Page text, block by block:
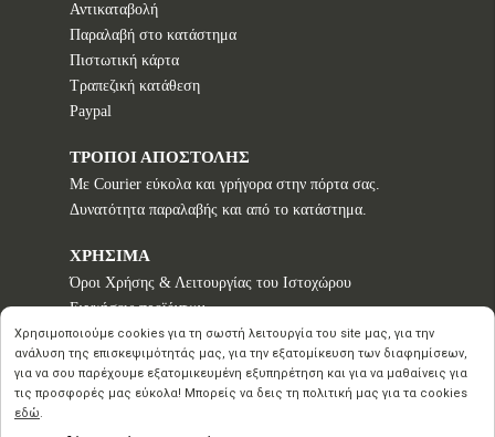
Αντικαταβολή
Παραλαβή στο κατάστημα
Πιστωτική κάρτα
Τραπεζική κατάθεση
Paypal
ΤΡΟΠΟΙ ΑΠΟΣΤΟΛΗΣ
Με Courier εύκολα και γρήγορα στην πόρτα σας.
Δυνατότητα παραλαβής και από το κατάστημα.
ΧΡΗΣΙΜΑ
Όροι Χρήσης & Λειτουργίας του Ιστοχώρου
Εγγυήσεις προϊόντων
Τρόποι παραγγελίας
Πολιτική επιστροφών - Δικαίωμα Υπαναχώρησης
Προστασία Προσωπικών Δεδομένων
Χρησιμοποιούμε cookies για τη σωστή λειτουργία του site μας, για την
ανάλυση της επισκεψιμότητάς μας, για την εξατομίκευση των διαφημίσεων,
για να σου παρέχουμε εξατομικευμένη εξυπηρέτηση και για να μαθαίνεις για
τις προσφορές μας εύκολα! Μπορείς να δεις τη πολιτική μας για τα cookies
εδώ.